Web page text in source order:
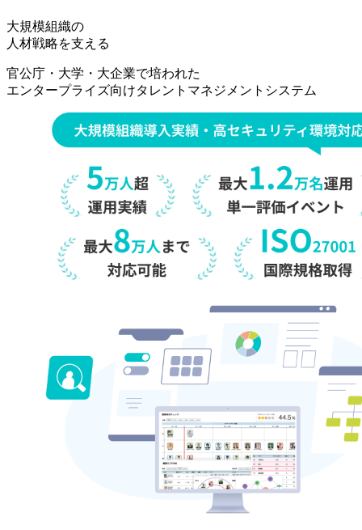
人
事
[タ
大規模組織の
人材戦略を支える
官公庁・大学・大企業で培われた
エンタープライズ向けタレントマネジメントシステム